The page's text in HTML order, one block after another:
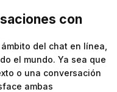
con
del chat en línea,
el mundo. Ya sea que
o una conversación
ambas